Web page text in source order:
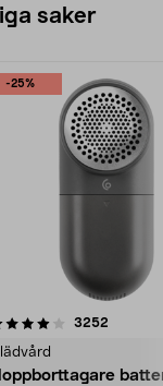
saker
-25%
3252
4.5av 5 stjärnor